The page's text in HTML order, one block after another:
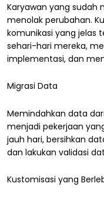
Karyawan yang sudah
menolak perubahan.
komunikasi yang jelas
sehari-hari mereka,
implementasi, dan
Migrasi Data
Memindahkan data
menjadi pekerjaan
jauh hari, bersihkan
dan lakukan validasi
Kustomisasi yang